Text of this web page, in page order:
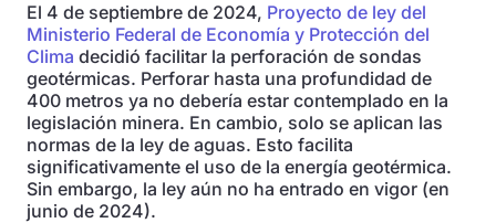
El 4 de septiembre de 2024, Proyecto de ley del
Ministerio Federal de Economía y Protección del
Clima decidió facilitar la perforación de sondas
geotérmicas. Perforar hasta una profundidad de
400 metros ya no debería estar contemplado en la
legislación minera. En cambio, solo se aplican las
normas de la ley de aguas. Esto facilita
significativamente el uso de la energía geotérmica.
Sin embargo, la ley aún no ha entrado en vigor (en
junio de 2024).